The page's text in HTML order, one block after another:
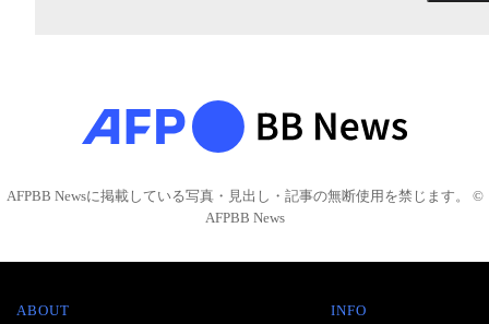
AFPBB Newsに掲載している写真・見出し・記事の無断使用を禁じます。 ©
AFPBB News
ABOUT INFO